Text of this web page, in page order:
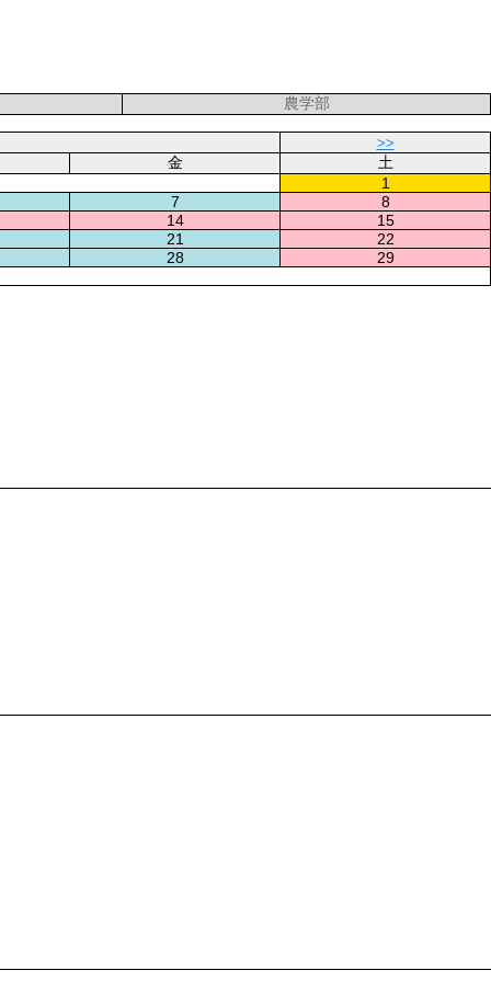
農学部
>>
金
土
1
7
8
14
15
21
22
28
29